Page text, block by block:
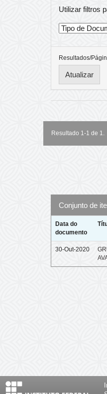
Utilizar filtros
Resultados/
Resultado 1-1 de 1.
Conjunto de
Data do
documento
30-Out-2020